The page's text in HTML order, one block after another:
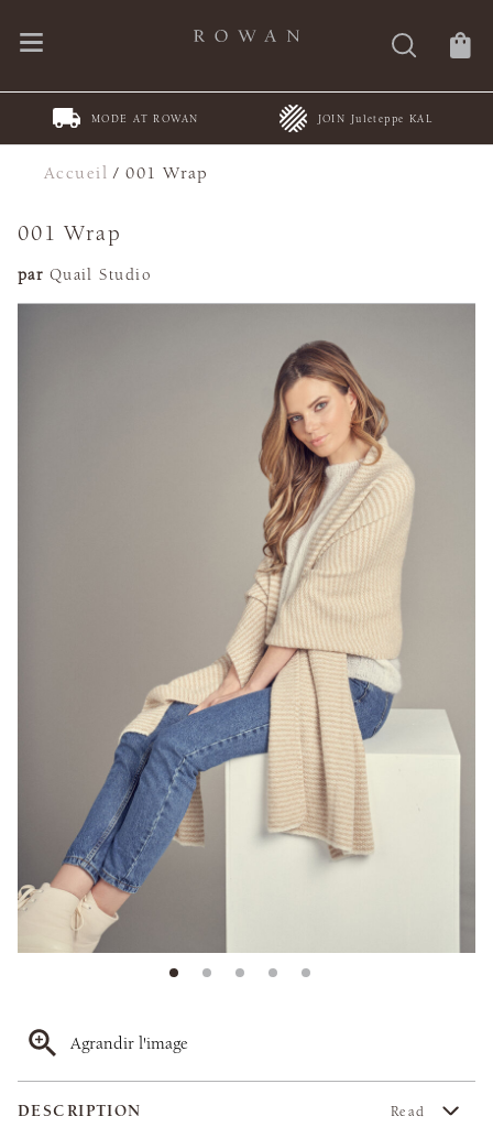
MODE AT ROWAN JOIN Juleteppe KAL
Accueil /001 Wrap
001 Wrap
par Quail Studio
Agrandir l'image
DESCRIPTION Read